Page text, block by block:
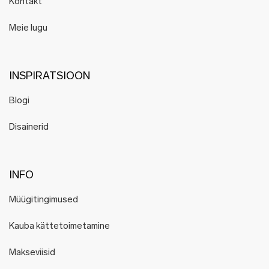
Kontakt
Meie lugu
INSPIRATSIOON
Blogi
Disainerid
INFO
Müügitingimused
Kauba kättetoimetamine
Makseviisid